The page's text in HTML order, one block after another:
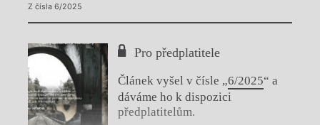
Z čísla 6/2025
Pro předplatitele
Článek vyšel v čísle „6/2025“ a
dáváme ho k dispozici
předplatitelům.